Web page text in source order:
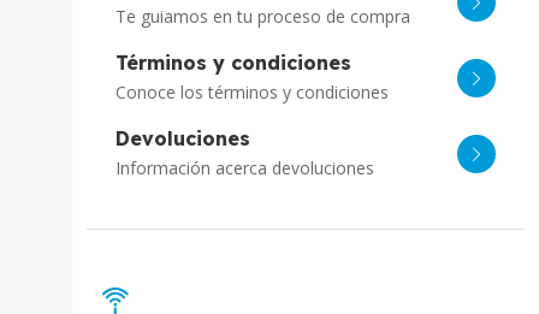
Te guiamos en tu proceso de compra
Términos y condiciones
Conoce los términos y condiciones
Devoluciones
Información acerca devoluciones